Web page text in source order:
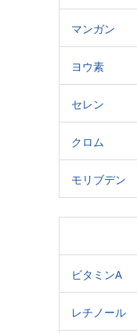
マンガン
ヨウ素
セレン
クロム
モリブデン
ビタミンA
レチノール